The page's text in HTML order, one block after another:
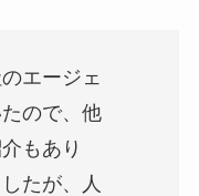
エージェ
ので、他
もあり
たが、人